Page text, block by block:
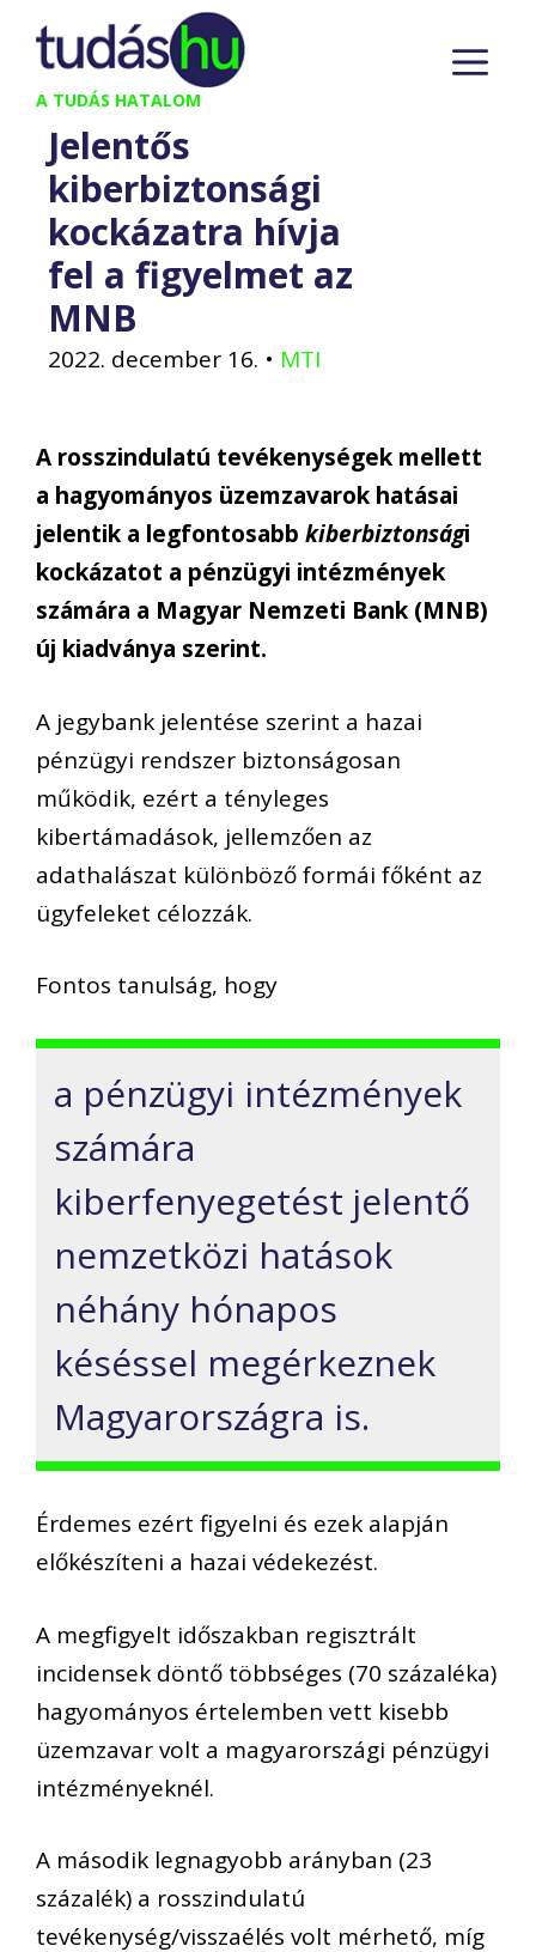
Kilépés
tartalomba
A TUDÁS HATALOM
Jelentős
kiberbiztonsági
kockázatra hívja
fel a figyelmet az
MNB
2022. december 16. • MTI
A rosszindulatú tevékenységek mellett
a hagyományos üzemzavarok hatásai
jelentik a legfontosabb kiberbiztonsági
kockázatot a pénzügyi intézmények
számára a Magyar Nemzeti Bank (MNB)
új kiadványa szerint.
A jegybank jelentése szerint a hazai
pénzügyi rendszer biztonságosan
működik, ezért a tényleges
kibertámadások, jellemzően az
adathalászat különböző formái főként az
ügyfeleket célozzák.
Fontos tanulság, hogy
a pénzügyi intézmények
számára
kiberfenyegetést jelentő
nemzetközi hatások
néhány hónapos
késéssel megérkeznek
Magyarországra is.
Érdemes ezért figyelni és ezek alapján
előkészíteni a hazai védekezést.
A megfigyelt időszakban regisztrált
incidensek döntő többséges (70 százaléka)
hagyományos értelemben vett kisebb
üzemzavar volt a magyarországi pénzügyi
intézményeknél.
A második legnagyobb arányban (23
százalék) a rosszindulatú
tevékenység/visszaélés volt mérhető, míg